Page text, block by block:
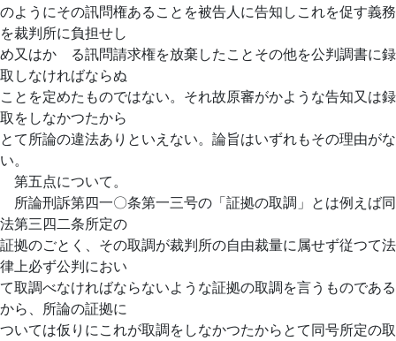
のようにその訊問権あることを被告人に告知しこれを促す義務
を裁判所に負担せし
め又はかゝる訊問請求権を放棄したことその他を公判調書に録
取しなければならぬ
ことを定めたものではない。それ故原審がかような告知又は録
取をしなかつたから
とて所論の違法ありといえない。論旨はいずれもその理由がな
い。
第五点について。
所論刑訴第四一〇条第一三号の「証拠の取調」とは例えば同
法第三四二条所定の
証拠のごとく、その取調が裁判所の自由裁量に属せず従つて法
律上必ず公判におい
て取調べなければならないような証拠の取調を言うものである
から、所論の証拠に
ついては仮りにこれが取調をしなかつたからとて同号所定の取